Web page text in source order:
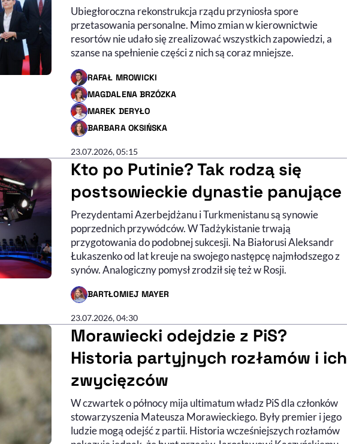
Ubiegłoroczna rekonstrukcja rządu przyniosła spore
przetasowania personalne. Mimo zmian w kierownictwie
resortów nie udało się zrealizować wszystkich zapowiedzi, a
szanse na spełnienie części z nich są coraz mniejsze.
RAFAŁ MROWICKI
- AUTOR ARTYKUŁU - PROFIL
MAGDALENA BRZÓZKA
- AUTOR ARTYKUŁU - PROFIL
MAREK DERYŁO
- AUTOR ARTYKUŁU - PROFIL
BARBARA OKSIŃSKA
- AUTOR ARTYKUŁU - PROFIL
23.07.2026, 05:15
Kto po Putinie? Tak rodzą się
postsowieckie dynastie panujące
Prezydentami Azerbejdżanu i Turkmenistanu są synowie
poprzednich przywódców. W Tadżykistanie trwają
przygotowania do podobnej sukcesji. Na Białorusi Aleksandr
Łukaszenko od lat kreuje na swojego następcę najmłodszego z
synów. Analogiczny pomysł zrodził się też w Rosji.
BARTŁOMIEJ MAYER
- AUTOR ARTYKUŁU - PROFIL
23.07.2026, 04:30
Morawiecki odejdzie z PiS?
Historia partyjnych rozłamów i ich
zwycięzców
W czwartek o północy mija ultimatum władz PiS dla członków
stowarzyszenia Mateusza Morawieckiego. Były premier i jego
ludzie mogą odejść z partii. Historia wcześniejszych rozłamów